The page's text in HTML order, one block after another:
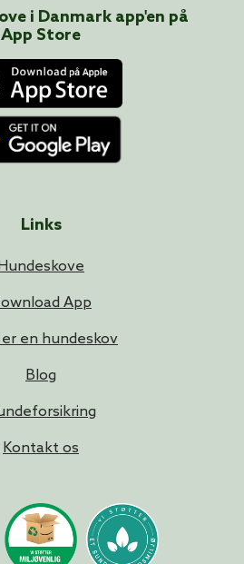
Links
App
er en hundeskov
Blog
Kontakt os
i Danmark app'en på
App Store